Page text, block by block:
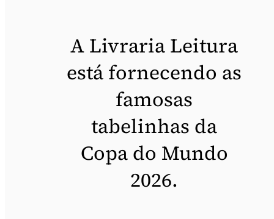
A Livraria Leitura
está fornecendo as
famosas
tabelinhas da
Copa do Mundo
2026.